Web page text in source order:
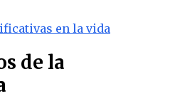
en la vida
de la